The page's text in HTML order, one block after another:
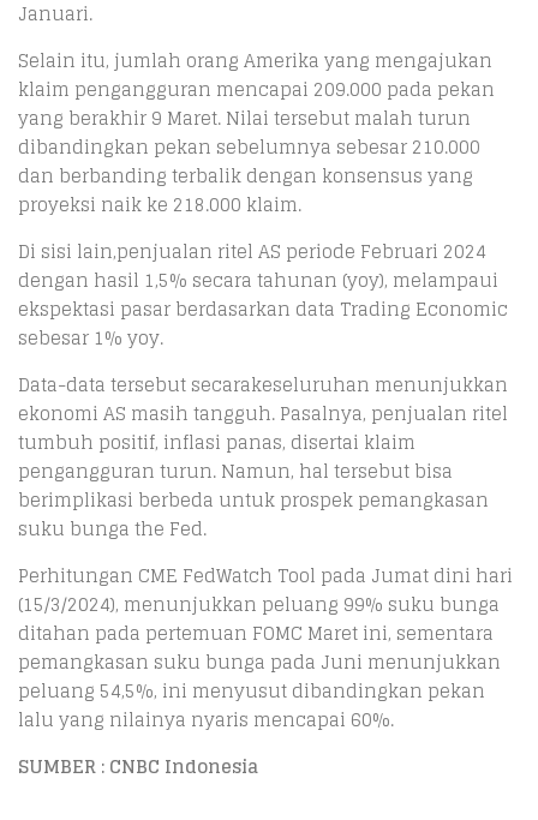
Januari.
Selain itu, jumlah orang Amerika yang mengajukan
klaim pengangguran mencapai 209.000 pada pekan
yang berakhir 9 Maret. Nilai tersebut malah turun
dibandingkan pekan sebelumnya sebesar 210.000
dan berbanding terbalik dengan konsensus yang
proyeksi naik ke 218.000 klaim.
Di sisi lain,penjualan ritel AS periode Februari 2024
dengan hasil 1,5% secara tahunan (yoy), melampaui
ekspektasi pasar berdasarkan data Trading Economic
sebesar 1% yoy.
Data-data tersebut secarakeseluruhan menunjukkan
ekonomi AS masih tangguh. Pasalnya, penjualan ritel
tumbuh positif, inflasi panas, disertai klaim
pengangguran turun. Namun, hal tersebut bisa
berimplikasi berbeda untuk prospek pemangkasan
suku bunga the Fed.
Perhitungan CME FedWatch Tool pada Jumat dini hari
(15/3/2024), menunjukkan peluang 99% suku bunga
ditahan pada pertemuan FOMC Maret ini, sementara
pemangkasan suku bunga pada Juni menunjukkan
peluang 54,5%, ini menyusut dibandingkan pekan
lalu yang nilainya nyaris mencapai 60%.
SUMBER : CNBC Indonesia